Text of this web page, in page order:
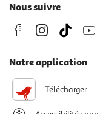
Nous suivre
Notre application
Télécharger